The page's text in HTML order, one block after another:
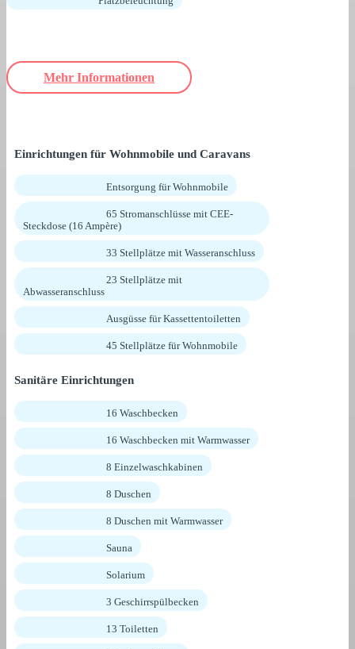
Mehr Informationen
Einrichtungen für Wohnmobile und Caravans
Entsorgung für Wohnmobile
65 Stromanschlüsse mit CEE-
Steckdose (16 Ampère)
33 Stellplätze mit Wasseranschluss
23 Stellplätze mit
Abwasseranschluss
Ausgüsse für Kassettentoiletten
45 Stellplätze für Wohnmobile
Sanitäre Einrichtungen
16 Waschbecken
16 Waschbecken mit Warmwasser
8 Einzelwaschkabinen
8 Duschen
8 Duschen mit Warmwasser
Sauna
Solarium
3 Geschirrspülbecken
13 Toiletten